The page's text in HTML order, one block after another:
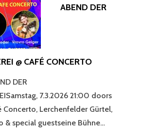
ABEND DER
@ CAFÉ CONCERTO
DER
7.3.2026 21:00 doors
Concerto, Lerchenfelder Gürtel,
& special guestseine Bühne…